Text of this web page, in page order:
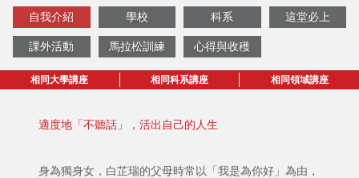
自我介紹 學校 科系 這堂必上
課外活動 馬拉松訓練 心得與收穫
相同大學講座 相同科系講座 相同領域講座
適度地「不聽話」，活出自己的人生
身為獨身女，白芷瑞的父母時常以「我是為你好」為由，